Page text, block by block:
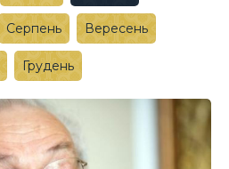
Серпень Вересень
Грудень